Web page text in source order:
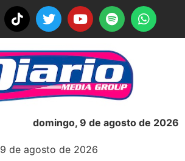
domingo, 9 de agosto de 2026
9 de agosto de 2026